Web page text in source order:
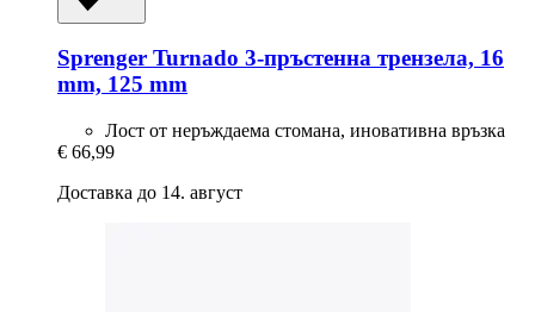
Sprenger Turnado 3-​пръстенна трензела, 16
mm, 125 mm
Лост от неръждаема стомана, иновативна връзка
€ 66,99
Доставка до 14. август